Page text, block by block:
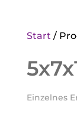
Start /
Einzelnes